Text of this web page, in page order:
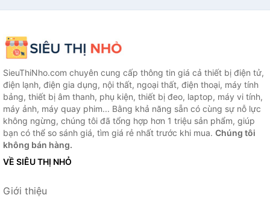
SieuThiNho.com chuyên cung cấp thông tin giá cả thiết bị điện tử,
điện lạnh, điện gia dụng, nội thất, ngoại thất, điện thoại, máy tính
bảng, thiết bị âm thanh, phụ kiện, thiết bị đeo, laptop, máy vi tính,
máy ảnh, máy quay phim... Bằng khả năng sẵn có cùng sự nỗ lực
không ngừng, chúng tôi đã tổng hợp hơn 1 triệu sản phẩm, giúp
bạn có thể so sánh giá, tìm giá rẻ nhất trước khi mua. Chúng tôi
không bán hàng.
VỀ SIÊU THỊ NHỎ
Giới thiệu